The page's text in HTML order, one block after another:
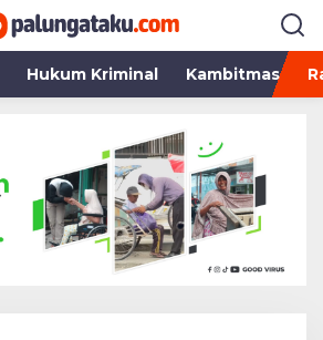
Hukum Kriminal Kambitmas